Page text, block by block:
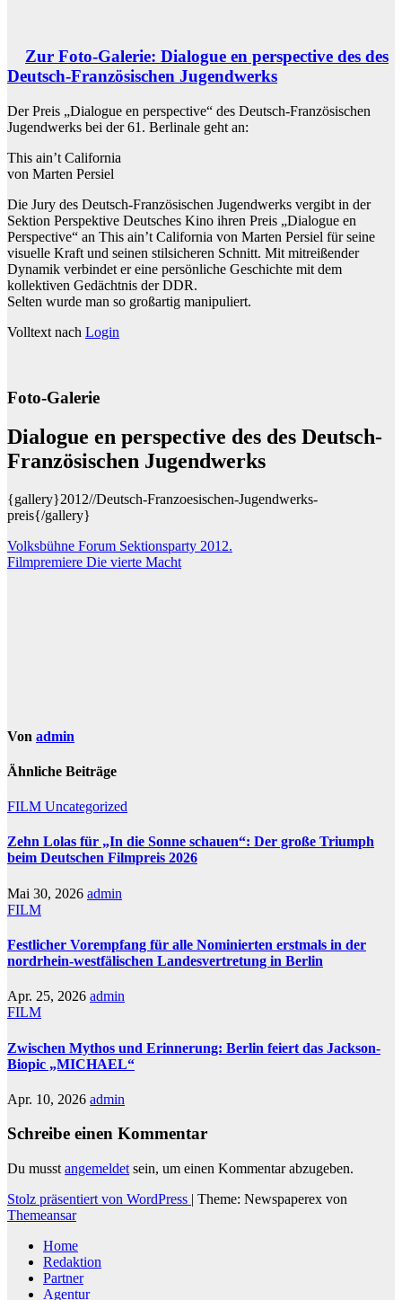
Zur Foto-Galerie: Dialogue en perspective des des
Deutsch-Französischen Jugendwerks
Der Preis „Dialogue en perspective“ des Deutsch-Französischen
Jugendwerks bei der 61. Berlinale geht an:
This ain’t California
von Marten Persiel
Die Jury des Deutsch-Französischen Jugendwerks vergibt in der
Sektion Perspektive Deutsches Kino ihren Preis „Dialogue en
Perspective“ an This ain’t California von Marten Persiel für seine
visuelle Kraft und seinen stilsicheren Schnitt. Mit mitreißender
Dynamik verbindet er eine persönliche Geschichte mit dem
kollektiven Gedächtnis der DDR.
Selten wurde man so großartig manipuliert.
Volltext nach Login
Foto-Galerie
Dialogue en perspective des des Deutsch-
Französischen Jugendwerks
{gallery}2012//Deutsch-Franzoesischen-Jugendwerks-
preis{/gallery}
Beitragsnavigation
Volksbühne Forum Sektionsparty 2012.
Filmpremiere Die vierte Macht
Von admin
Ähnliche Beiträge
FILM Uncategorized
Zehn Lolas für „In die Sonne schauen“: Der große Triumph
beim Deutschen Filmpreis 2026
Mai 30, 2026 admin
FILM
Festlicher Vorempfang für alle Nominierten erstmals in der
nordrhein-westfälischen Landesvertretung in Berlin
Apr. 25, 2026 admin
FILM
Zwischen Mythos und Erinnerung: Berlin feiert das Jackson-
Biopic „MICHAEL“
Apr. 10, 2026 admin
Schreibe einen Kommentar
Du musst angemeldet sein, um einen Kommentar abzugeben.
Stolz präsentiert von WordPress | Theme: Newspaperex von
Themeansar
Home
Redaktion
Partner
Agentur